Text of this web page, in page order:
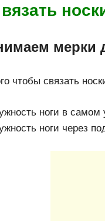
вязать
мерки
чтобы связать
ноги в самом
ноги через